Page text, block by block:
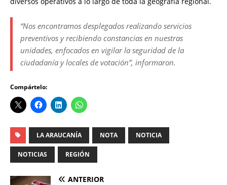
“Nos encontramos desplegados realizando servicios
preventivos y recibiendo constancias en nuestras
unidades, enfocados en vigilar la seguridad de la
ciudadanía y locales de votación”, informaron.
Compártelo:
LA ARAUCANÍA NOTA NOTICIA
NOTICIAS REGIÓN
ANTERIOR